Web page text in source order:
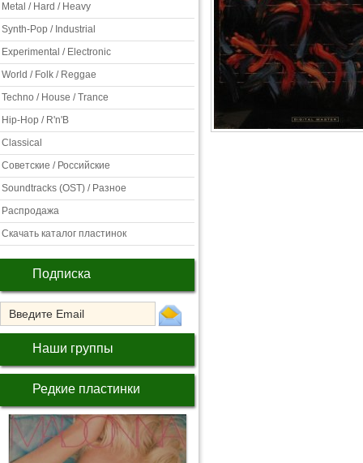
Metal / Hard / Heavy
Synth-Pop / Industrial
Experimental / Electronic
World / Folk / Reggae
Techno / House / Trance
Hip-Hop / R'n'B
Classical
Советские / Российские
Soundtracks (OST) / Разное
Распродажа
Скачать каталог пластинок
Подписка
Наши группы
Редкие пластинки